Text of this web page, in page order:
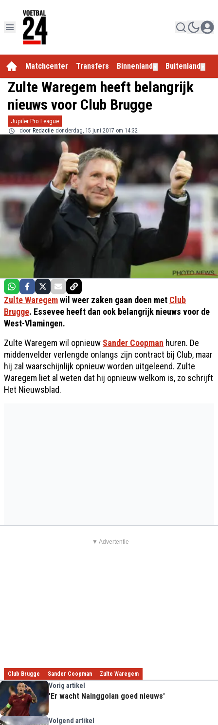
Matchcenter Transfers Binnenland Buitenland
Zulte Waregem heeft belangrijk
nieuws voor Club Brugge
Jupiler Pro League
door Redactie donderdag, 15 juni 2017 om 14:32
Zulte Waregemwil weer zaken gaan doen met Club
Brugge. Essevee heeft dan ook belangrijk nieuws voor de
West-Vlamingen.
Zulte Waregem wil opnieuw Sander Coopman huren. De
middenvelder verlengde onlangs zijn contract bij Club, maar
hij zal waarschijnlijk opnieuw worden uitgeleend. Zulte
Waregem liet al weten dat hij opnieuw welkom is, zo schrijft
Het Nieuwsblad.
▼ Advertentie
Club Brugge Sander Coopman Zulte Waregem
Vorig artikel
'Er wacht Nainggolan goed nieuws'
Volgend artikel